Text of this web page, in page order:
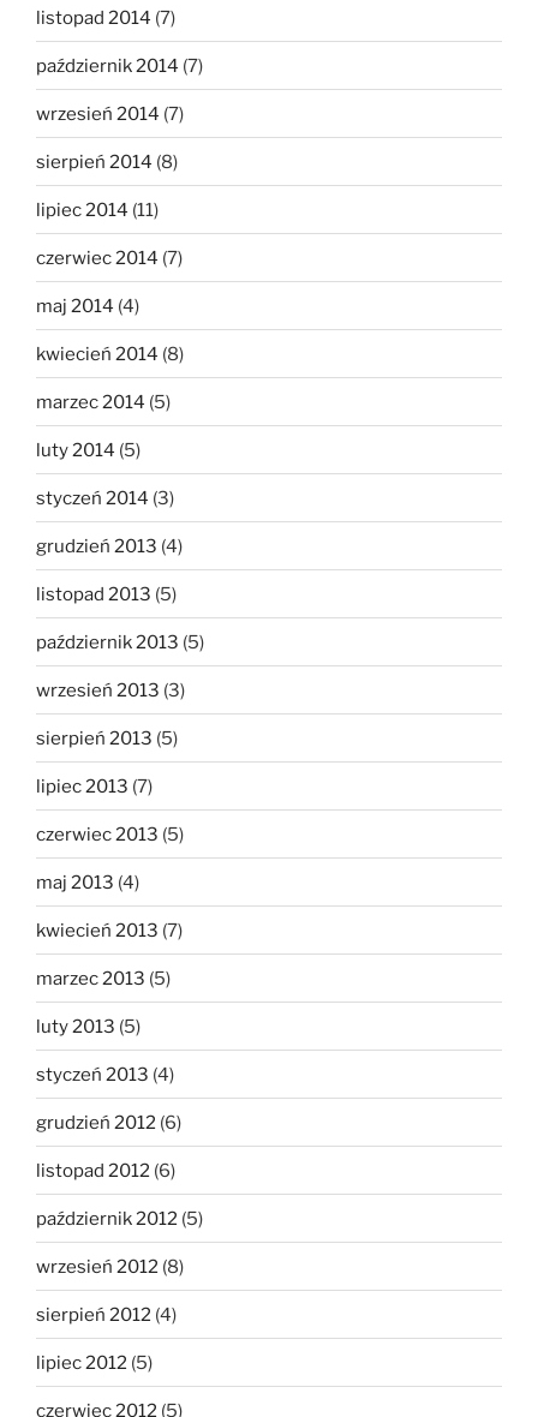
listopad 2014 (7)
październik 2014 (7)
wrzesień 2014 (7)
sierpień 2014 (8)
lipiec 2014 (11)
czerwiec 2014 (7)
maj 2014 (4)
kwiecień 2014 (8)
marzec 2014 (5)
luty 2014 (5)
styczeń 2014 (3)
grudzień 2013 (4)
listopad 2013 (5)
październik 2013 (5)
wrzesień 2013 (3)
sierpień 2013 (5)
lipiec 2013 (7)
czerwiec 2013 (5)
maj 2013 (4)
kwiecień 2013 (7)
marzec 2013 (5)
luty 2013 (5)
styczeń 2013 (4)
grudzień 2012 (6)
listopad 2012 (6)
październik 2012 (5)
wrzesień 2012 (8)
sierpień 2012 (4)
lipiec 2012 (5)
czerwiec 2012 (5)